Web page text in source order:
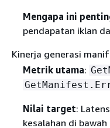
Mengapa ini
pendapatan iklan
Kinerja generasi
Metrik utama:
Nilai target:
kesalahan di bawah